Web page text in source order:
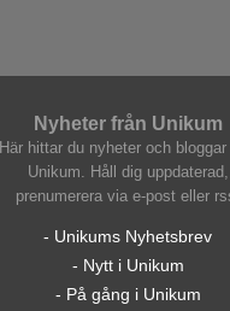
Nyheter från Unikum
Här hittar du nyheter och bloggar
Unikum. Håll dig uppdaterad,
prenumerera via e-post eller
- Unikums Nyhetsbrev
- Nytt i Unikum
- På gång i Unikum